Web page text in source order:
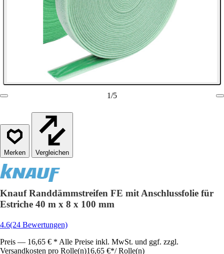
1/5
Vergleichen
Knauf Randdämmstreifen FE mit Anschlussfolie für
Estriche 40 m x 8 x 100 mm
4.6(24 Bewertungen)
Preis — 16,65 € * Alle Preise inkl. MwSt. und ggf. zzgl.
Versandkosten pro Rolle(n)16,65 €*/ Rolle(n)